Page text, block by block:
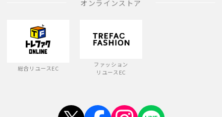
オンラインストア
総合リユースEC
ファッション
リユースEC